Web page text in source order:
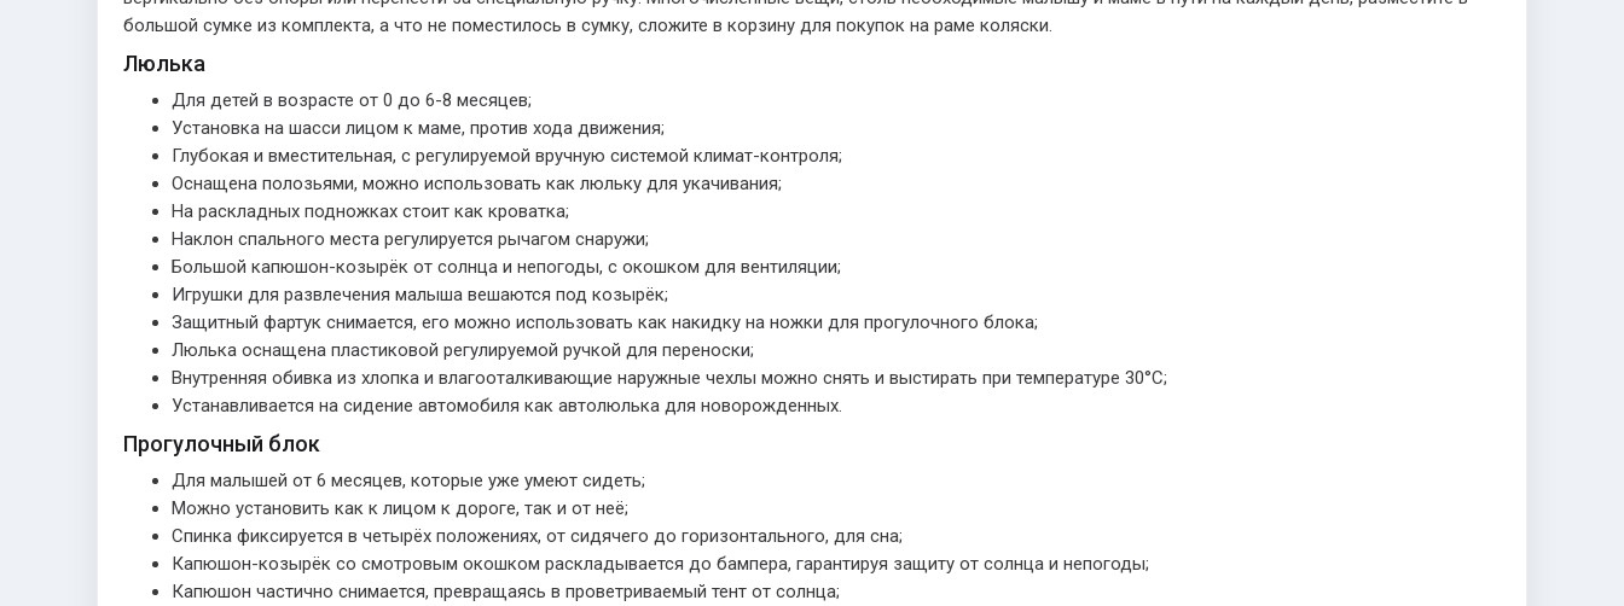
большой сумке из комплекта, а что не поместилось в сумку, сложите в корзину для покупок на раме коляски.
Люлька
Для детей в возрасте от 0 до 6-8 месяцев;
Установка на шасси лицом к маме, против хода движения;
Глубокая и вместительная, с регулируемой вручную системой климат-контроля;
Оснащена полозьями, можно использовать как люльку для укачивания;
На раскладных подножках стоит как кроватка;
Наклон спального места регулируется рычагом снаружи;
Большой капюшон-козырёк от солнца и непогоды, с окошком для вентиляции;
Игрушки для развлечения малыша вешаются под козырёк;
Защитный фартук снимается, его можно использовать как накидку на ножки для прогулочного блока;
Люлька оснащена пластиковой регулируемой ручкой для переноски;
Внутренняя обивка из хлопка и влагооталкивающие наружные чехлы можно снять и выстирать при температуре 30°С;
Устанавливается на сидение автомобиля как автолюлька для новорожденных.
Прогулочный блок
Для малышей от 6 месяцев, которые уже умеют сидеть;
Можно установить как к лицом к дороге, так и от неё;
Спинка фиксируется в четырёх положениях, от сидячего до горизонтального, для сна;
Капюшон-козырёк со смотровым окошком раскладывается до бампера, гарантируя защиту от солнца и непогоды;
Капюшон частично снимается, превращаясь в проветриваемый тент от солнца;